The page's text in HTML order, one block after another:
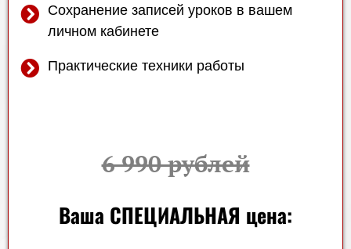
Сохранение записей уроков в вашем
личном кабинете
Практические техники работы
6 990 рублей
Ваша СПЕЦИАЛЬНАЯ цена: